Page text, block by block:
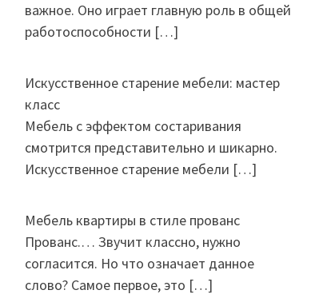
важное. Оно играет главную роль в общей
работоспособности […]
Искусственное старение мебели: мастер
класс
Мебель с эффектом состаривания
смотрится представительно и шикарно.
Искусственное старение мебели […]
Мебель квартиры в стиле прованс
Прованс.… Звучит классно, нужно
согласится. Но что означает данное
слово? Самое первое, это […]